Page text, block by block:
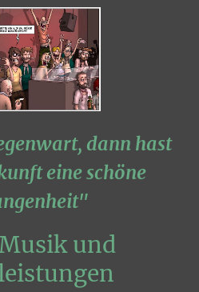
dann hast
eine schöne
und